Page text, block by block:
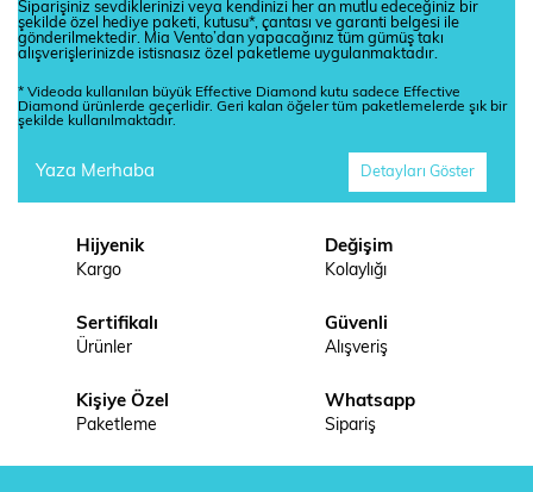
Siparişiniz sevdiklerinizi veya kendinizi her an mutlu edeceğiniz bir
şekilde özel hediye paketi, kutusu*, çantası ve garanti belgesi ile
gönderilmektedir. Mia Vento’dan yapacağınız tüm gümüş takı
alışverişlerinizde istisnasız özel paketleme uygulanmaktadır.
* Videoda kullanılan büyük Effective Diamond kutu sadece Effective
Diamond ürünlerde geçerlidir. Geri kalan öğeler tüm paketlemelerde şık bir
şekilde kullanılmaktadır.
Yaza Merhaba Detayları Göster
Hijyenik
Kargo
Değişim
Kolaylığı
Sertifikalı
Ürünler
Güvenli
Alışveriş
Kişiye Özel
Paketleme
Whatsapp
Sipariş